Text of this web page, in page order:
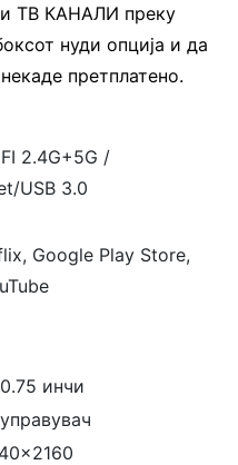
ТВ КАНАЛИ преку
нуди опција и да
претплатено.
2.4G+5G /
USB 3.0
Google Play Store,
инчи